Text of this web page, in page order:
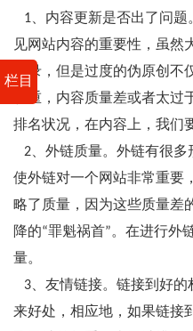
栏目
1、内容更新是否出了问题
见网站内容的重要性，虽然
收录，但是过度的伪原创不
权重，内容质量差或者太
排名状况，在内容上，我们
2、外链质量。外链有很多
使外链对一个网站非常重要
略了质量，因为这些质量差
降的“罪魁祸首”。在进行外
量。
3、友情链接。链接到好的
来好处，相应地，如果链接